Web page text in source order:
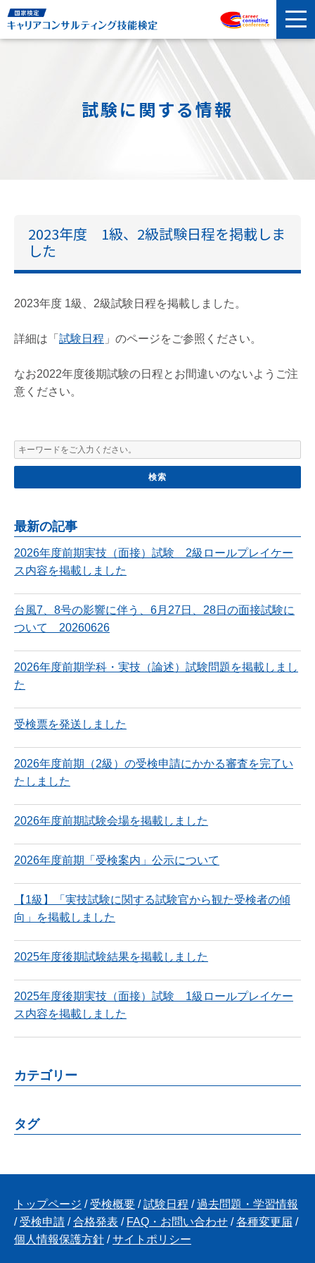
試験に関する情報
2023年度 1級、2級試験日程を掲載しま
した
2023年度 1級、2級試験日程を掲載しました。
詳細は「 試験日程 」のページをご参照ください。
なお2022年度後期試験の日程とお間違いのないようご注
意ください。
最新の記事
2026年度前期実技（面接）試験 2級ロールプレイケー
ス内容を掲載しました
台風7、8号の影響に伴う、6月27日、28日の面接試験に
ついて 20260626
2026年度前期学科・実技（論述）試験問題を掲載しまし
た
受検票を発送しました
2026年度前期（2級）の受検申請にかかる審査を完了い
たしました
2026年度前期試験会場を掲載しました
2026年度前期「受検案内」公示について
【1級】「実技試験に関する試験官から観た受検者の傾
向」を掲載しました
2025年度後期試験結果を掲載しました
2025年度後期実技（面接）試験 1級ロールプレイケー
ス内容を掲載しました
カテゴリー
タグ
トップページ / 受検概要 /試験日程 /過去問題・学習情報
/ 受検申請 /合格発表 / FAQ・お問い合わせ /各種変更届 /
個人情報保護方針 /サイトポリシー